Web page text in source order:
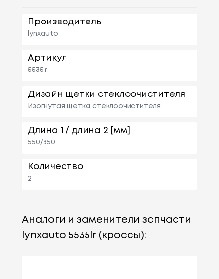
Производитель
lynxauto
Артикул
5535lr
Дизайн щетки стеклоочистителя
Изогнутая щетка стеклоочистителя
Длина 1 / длина 2 [мм]
550/350
Количество
2
Аналоги и заменители запчасти
lynxauto 5535lr (кроссы):